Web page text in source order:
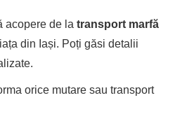
acopere de la transport marfă
din Iași. Poți găsi detalii
orice mutare sau transport